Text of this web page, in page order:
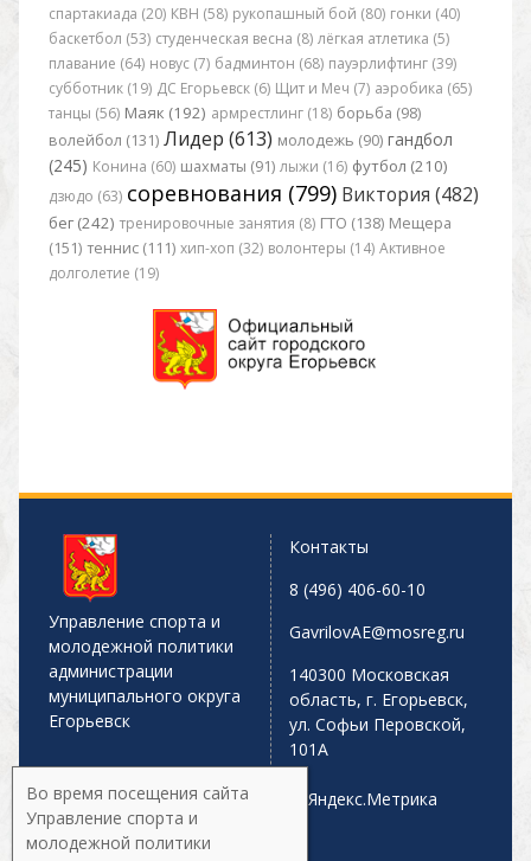
спартакиада (20) КВН (58) рукопашный бой (80) гонки (40)
баскетбол (53) студенческая весна (8) лёгкая атлетика (5)
плавание (64) новус (7) бадминтон (68) пауэрлифтинг (39)
субботник (19) ДС Егорьевск (6) Щит и Меч (7) аэробика (65)
танцы (56) Маяк (192) армрестлинг (18) борьба (98)
волейбол (131) Лидер (613) молодежь (90) гандбол
(245) Конина (60) шахматы (91) лыжи (16) футбол (210)
дзюдо (63) соревнования (799) Виктория (482)
бег (242) тренировочные занятия (8) ГТО (138) Мещера
(151) теннис (111) хип-хоп (32) волонтеры (14) Активное
долголетие (19)
Управление спорта и
молодежной политики
администрации
муниципального округа
Егорьевск
Контакты
8 (496) 406-60-10
GavrilovAE@mosreg.ru
140300 Московская
область, г. Егорьевск,
ул. Софьи Перовской,
101А
Во время посещения сайта
Управление спорта и
молодежной политики